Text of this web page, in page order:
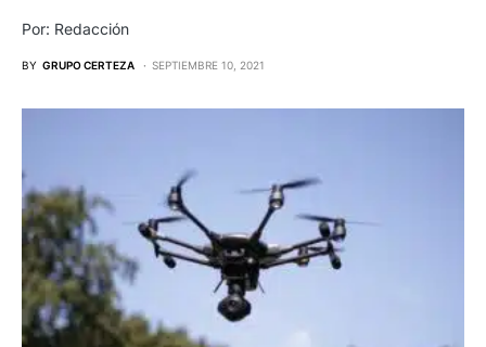
Por: Redacción
BY GRUPO CERTEZA SEPTIEMBRE 10, 2021